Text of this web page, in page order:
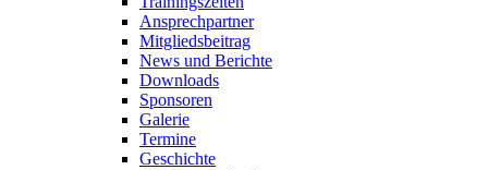
Ansprechpartner
Mitgliedsbeitrag
News und Berichte
Downloads
Sponsoren
Galerie
Termine
Geschichte